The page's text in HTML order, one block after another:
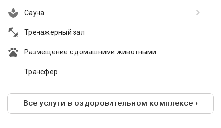
Сауна
Тренажерный зал
Размещение с домашними животными
Трансфер
Все услуги в оздоровительном комплексе ›